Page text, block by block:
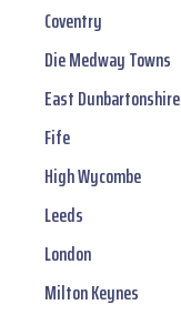
Coventry
Die Medway Towns
East Dunbartonshire
Fife
High Wycombe
Leeds
London
Milton Keynes